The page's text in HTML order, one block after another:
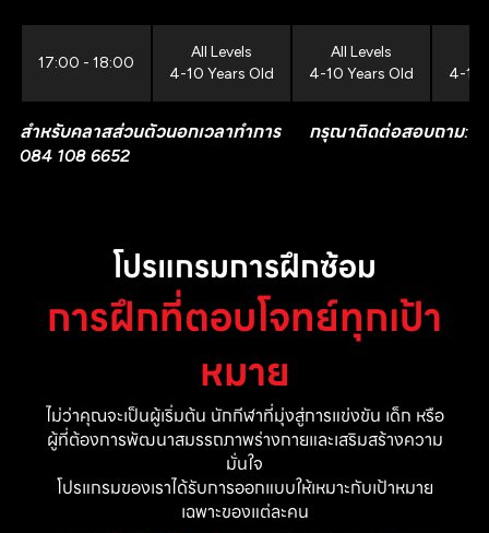
17:00 - 18:00
All Levels
4-10 Years Old
All Levels
4-10 Years Old
4-10
สำหรับคลาสส่วนตัวนอกเวลาทำการ กรุณาติดต่อสอบถาม:
084 108 6652
โปรแกรมการฝึกซ้อม
การฝึกที่ตอบโจทย์ทุกเป้า
หมาย
ไม่ว่าคุณจะเป็นผู้เริ่มต้น นักกีฬาที่มุ่งสู่การแข่งขัน เด็ก หรือ
ผู้ที่ต้องการพัฒนาสมรรถภาพร่างกายและเสริมสร้างความ
มั่นใจ
โปรแกรมของเราได้รับการออกแบบให้เหมาะกับเป้าหมาย
เฉพาะของแต่ละคน